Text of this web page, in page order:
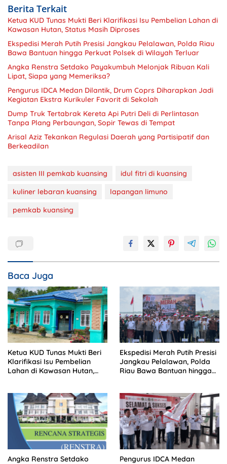
Berita Terkait
Ketua KUD Tunas Mukti Beri Klarifikasi Isu Pembelian Lahan di
Kawasan Hutan, Status Masih Diproses
Ekspedisi Merah Putih Presisi Jangkau Pelalawan, Polda Riau
Bawa Bantuan hingga Perkuat Polsek di Wilayah Terluar
Angka Renstra Setdako Payakumbuh Melonjak Ribuan Kali
Lipat, Siapa yang Memeriksa?
Pengurus IDCA Medan Dilantik, Drum Coprs Diharapkan Jadi
Kegiatan Ekstra Kurikuler Favorit di Sekolah
Dump Truk Tertabrak Kereta Api Putri Deli di Perlintasan
Tanpa Plang Perbaungan, Sopir Tewas di Tempat
Arisal Aziz Tekankan Regulasi Daerah yang Partisipatif dan
Berkeadilan
asisten III pemkab kuansing
idul fitri di kuansing
kuliner lebaran kuansing
lapangan limuno
pemkab kuansing
Baca Juga
Ketua KUD Tunas Mukti Beri
Klarifikasi Isu Pembelian
Lahan di Kawasan Hutan,
Ekspedisi Merah Putih Presisi
Jangkau Pelalawan, Polda
Riau Bawa Bantuan hingga
Angka Renstra Setdako
Pengurus IDCA Medan